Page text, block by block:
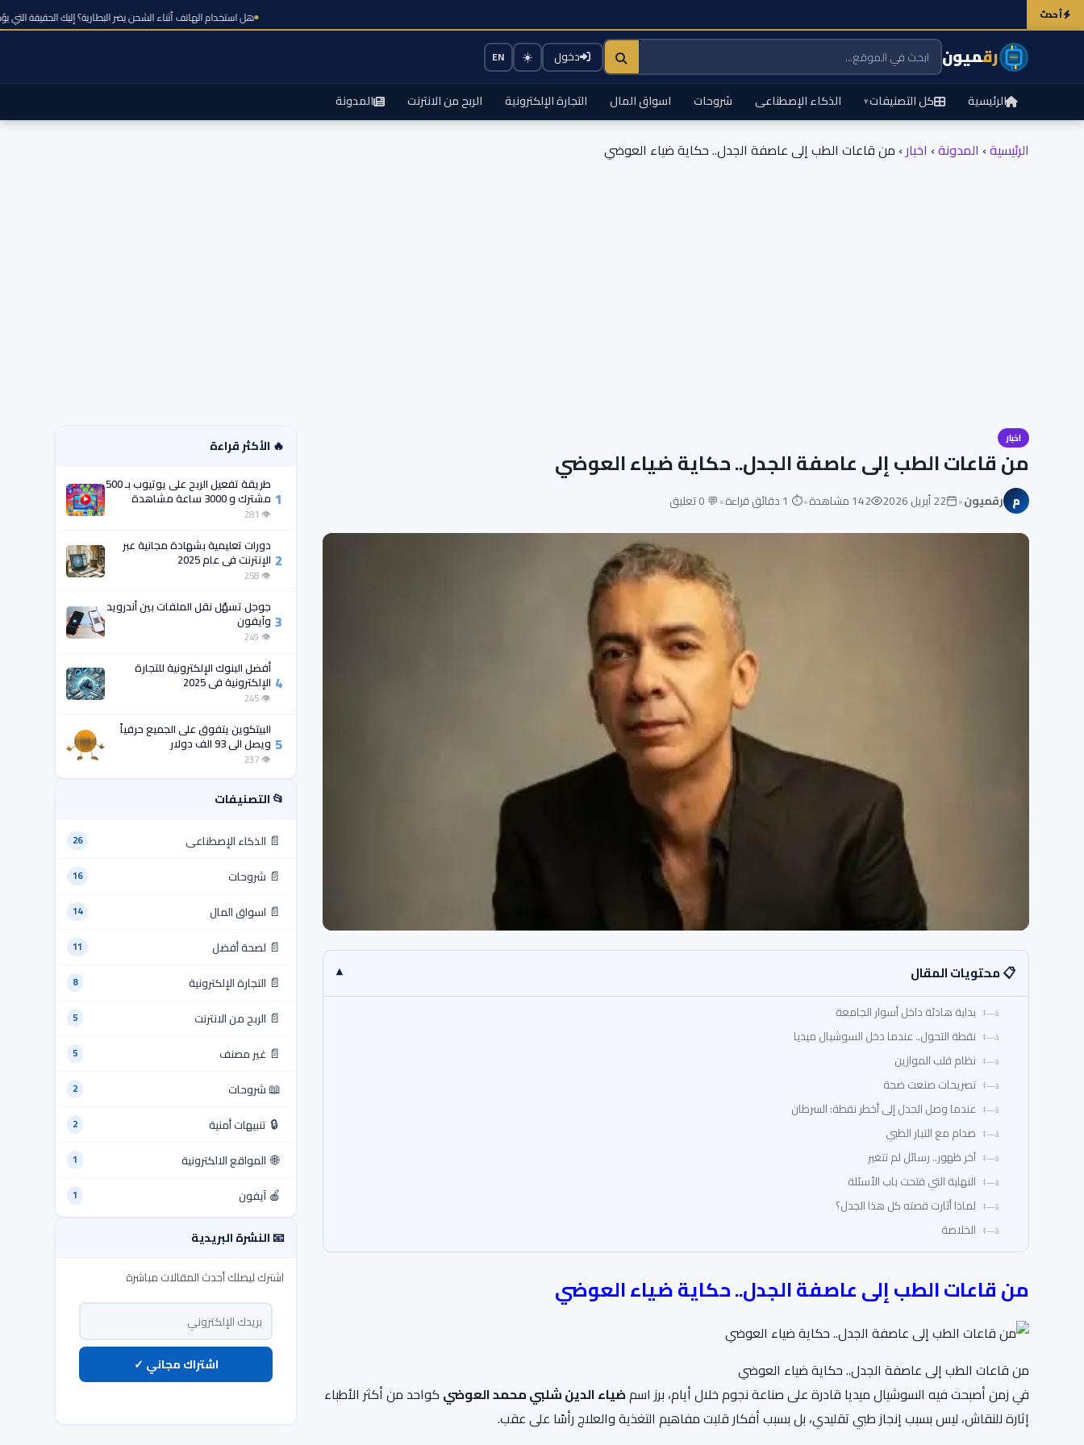
أحدث هل استخدام الهاتف أثناء الشحن يضر البطارية؟ إليك
رقميون دخول ☀️
EN
الرئيسية كل التصنيفات▾ الذكاء الإصطناعى شروحات اسواق المال التجارة الإلكترونية الربح من الانترنت المدونة
الرئيسية› المدونة› اخبار› من قاعات الطب إلى عاصفة الجدل.. حكاية ضياء العوضي
اخبار
من قاعات الطب إلى عاصفة الجدل.. حكاية ضياء العوضي
م رقميون• 22 أبريل 2026 142 مشاهدة •⏱ 1 دقائق قراءة •💬 0 تعليق
📋 محتويات المقال ▾
بداية هادئة داخل أسوار الجامعة
نقطة التحول.. عندما دخل السوشيال ميديا
نظام قلب الموازين
تصريحات صنعت ضجة
عندما وصل الجدل إلى أخطر نقطة: السرطان
صدام مع التيار الطبي
آخر ظهور.. رسائل لم تتغير
النهاية التي فتحت باب الأسئلة
لماذا أثارت قصته كل هذا الجدل؟
الخلاصة
من قاعات الطب إلى عاصفة الجدل.. حكاية ضياء العوضي
من قاعات الطب إلى عاصفة الجدل.. حكاية ضياء العوضي
في زمن أصبحت فيه السوشيال ميديا قادرة على صناعة نجوم خلال أيام، برز اسمضياء الدين شلبي محمد العوضي كواحد من أكثر الأطباء
إثارة للنقاش، ليس بسبب إنجاز طبي تقليدي، بل بسبب أفكار قلبت مفاهيم التغذية والعلاج رأسًا على عقب.
🔥 الأكثر قراءة
1
طريقة تفعيل الربح على يوتيوب بـ 500
مشترك و 3000 ساعة مشاهدة
فقط!
👁 281
2
دورات تعليمية بشهادة مجانية عبر
الإنترنت في عام 2025
👁 258
3
جوجل تسهّل نقل الملفات بين أندرويد
وآيفون
👁 249
4
أفضل البنوك الإلكترونية للتجارة
الإلكترونية في 2025
👁 245
5
البيتكوين يتفوق على الجميع حرفياً
ويصل الى 93 الف دولار
👁 237
📂 التصنيفات
📄 الذكاء الإصطناعى 26
📄 شروحات 16
📄 اسواق المال 14
📄 لصحة أفضل 11
📄 التجارة الإلكترونية 8
📄 الربح من الانترنت 5
📄 غير مصنف 5
📖شروحات 2
🔒 تنبيهات أمنية 2
🌐 المواقع الالكترونية 1
🍎آيفون 1
📧 النشرة البريدية
اشترك ليصلك أحدث المقالات مباشرة
اشتراك مجاني ✓